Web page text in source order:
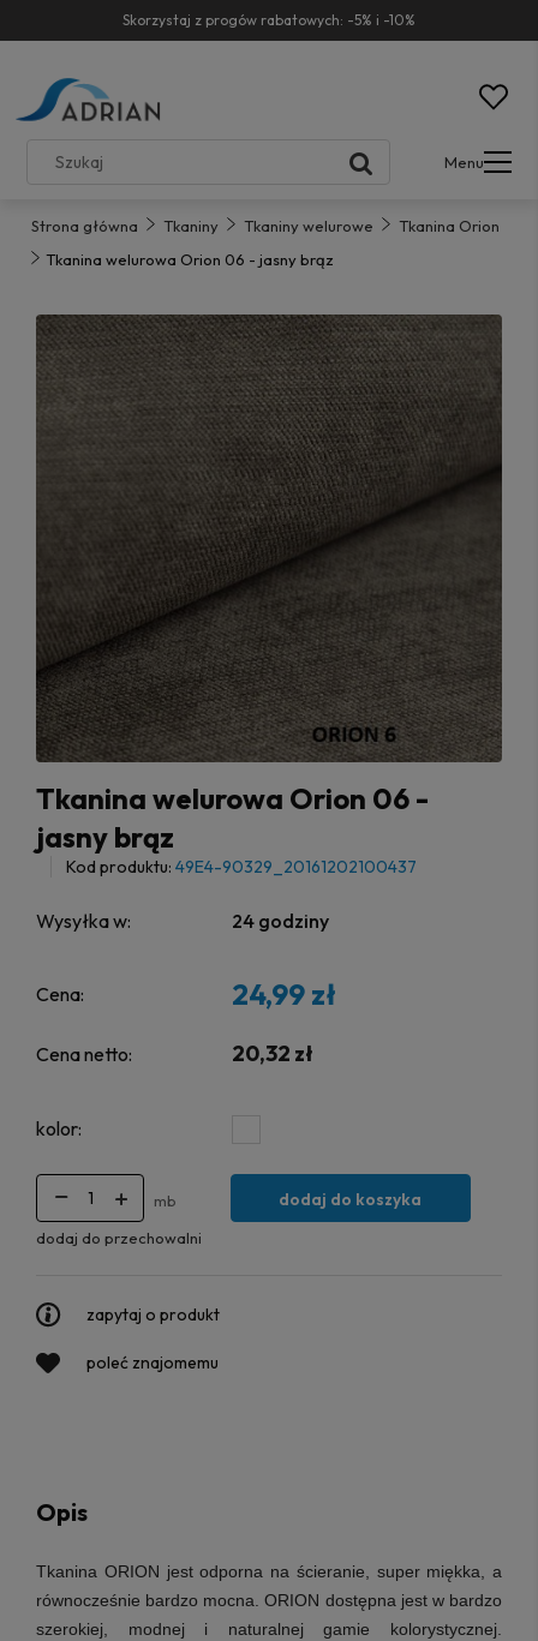
Skorzystaj z progów rabatowych: -5% i -10%
Menu
Strona główna Tkaniny Tkaniny welurowe
Tkanina Orion
Tkanina welurowa Orion 06 - jasny brąz
Tkanina welurowa Orion 06 -
jasny brąz
Kod produktu: 49E4-90329_20161202100437
Wysyłka w: 24 godziny
Cena: 24,99 zł
Cena netto: 20,32 zł
kolor:
mb dodaj do koszyka
dodaj do przechowalni
zapytaj o produkt
poleć znajomemu
Opis
Tkanina ORION jest odporna na ścieranie, super miękka, a
równocześnie bardzo mocna. ORION dostępna jest w bardzo
szerokiej, modnej i naturalnej gamie kolorystycznej.